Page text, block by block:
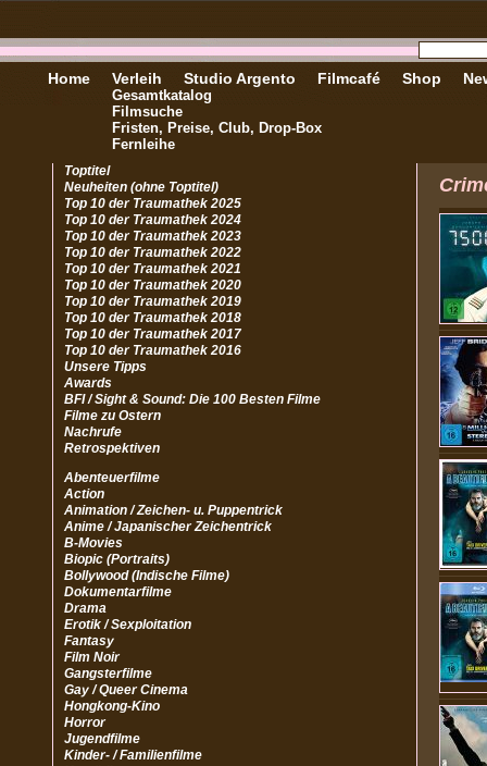
Home Verleih
Gesamtkatalog
Filmsuche
Fristen, Preise, Club, Drop-Box
Fernleihe
Studio Argento Filmcafé Shop
Toptitel
Neuheiten (ohne Toptitel)
Top 10 der Traumathek 2025
Top 10 der Traumathek 2024
Top 10 der Traumathek 2023
Top 10 der Traumathek 2022
Top 10 der Traumathek 2021
Top 10 der Traumathek 2020
Top 10 der Traumathek 2019
Top 10 der Traumathek 2018
Top 10 der Traumathek 2017
Top 10 der Traumathek 2016
Unsere Tipps
Awards
BFI / Sight & Sound: Die 100 Besten Filme
Filme zu Ostern
Nachrufe
Retrospektiven
Abenteuerfilme
Action
Animation / Zeichen- u. Puppentrick
Anime / Japanischer Zeichentrick
B-Movies
Biopic (Portraits)
Bollywood (Indische Filme)
Dokumentarfilme
Drama
Erotik / Sexploitation
Fantasy
Film Noir
Gangsterfilme
Gay / Queer Cinema
Hongkong-Kino
Horror
Jugendfilme
Kinder- / Familienfilme